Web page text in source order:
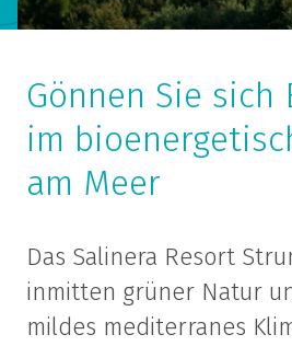
Gönnen Sie sich
im
am Meer
Das Salinera Resort
inmitten grüner Natur
mildes mediterranes